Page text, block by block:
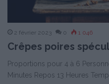
2 février 2023 0 1 046
Crêpes poires
Proportions pour 4 à 6
Minutes Repos 13 Heures